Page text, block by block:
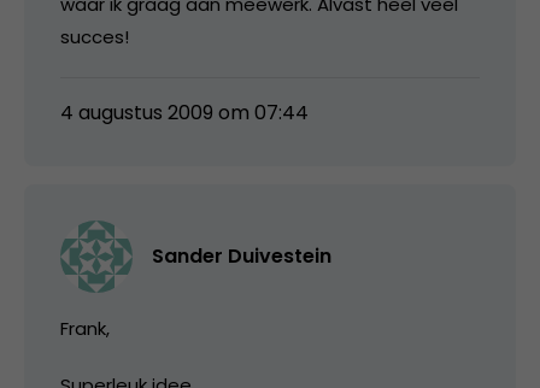
succes!
4 augustus 2009 om 07:44
Sander Duivestein
Frank,